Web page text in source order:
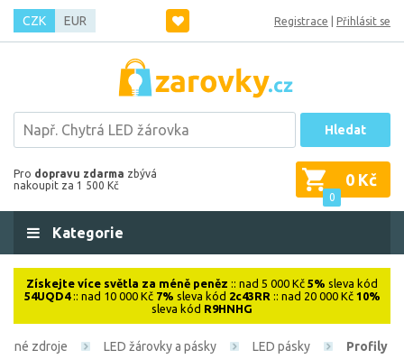
CZK EUR Registrace Přihlásit se
Hledat
Pro dopravu zdarma zbývá
nakoupit za 1 500 Kč
0
0 Kč
Kategorie
Získejte více světla za méně peněz :: nad 5 000 Kč 5% sleva kód
54UQD4:: nad 10 000 Kč 7% sleva kód 2c43RR :: nad 20 000 Kč 10%
sleva kód R9HNHG
zdroje LED žárovky a pásky LED pásky Profily